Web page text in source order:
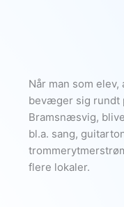
Når man som
bevæger sig rundt
Bramsnæsvig,
bl.a. sang,
flere lokaler.